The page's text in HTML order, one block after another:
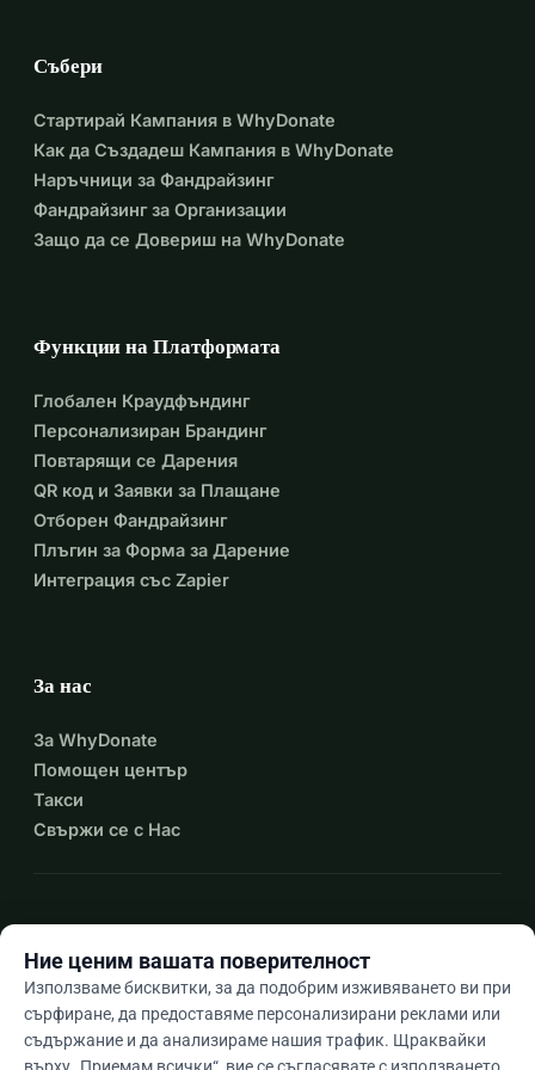
Събери
Стартирай Кампания в WhyDonate
Как да Създадеш Кампания в WhyDonate
Наръчници за Фандрайзинг
Фандрайзинг за Организации
Защо да се Довериш на WhyDonate
Функции на Платформата
Глобален Краудфъндинг
Персонализиран Брандинг
Повтарящи се Дарения
QR код и Заявки за Плащане
Отборен Фандрайзинг
Плъгин за Форма за Дарение
Интеграция със Zapier
За нас
За WhyDonate
Помощен център
Такси
Свържи се с Нас
Ние ценим вашата поверителност
Използваме бисквитки, за да подобрим изживяването ви при
сърфиране, да предоставяме персонализирани реклами или
съдържание и да анализираме нашия трафик. Щраквайки